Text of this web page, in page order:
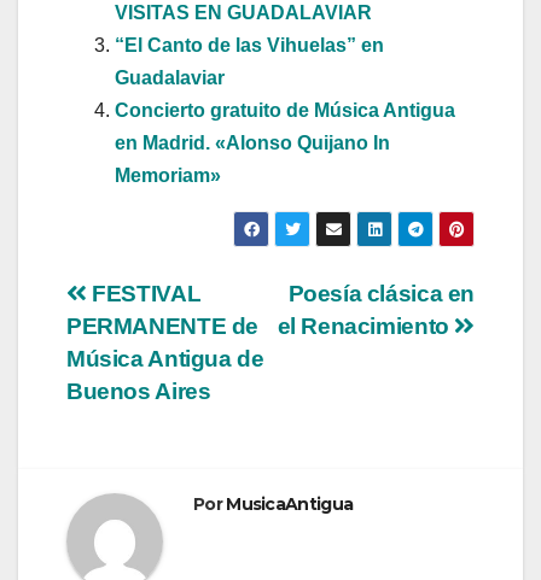
VISITAS EN GUADALAVIAR
“El Canto de las Vihuelas” en
Guadalaviar
Concierto gratuito de Música Antigua
en Madrid. «Alonso Quijano In
Memoriam»
Navegación
de
entradas
Poesía clásica en
el Renacimiento
FESTIVAL
PERMANENTE de
Música Antigua de
Buenos Aires
PorMusicaAntigua